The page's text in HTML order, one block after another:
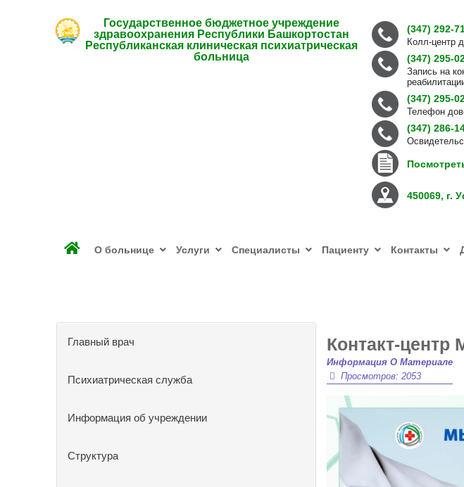
Государственное бюджетное учреждение
здравоохранения Республики Башкортостан
Республиканская клиническая психиатрическая
больница
(347) 292-
Колл-центр
(347) 295-
Запись на
(347) 295-
Телефон
(347) 286-
450069, г.
О больнице Услуги Специалисты Пациенту Контакты
Главный врач
Психиатрическая служба
Информация об учреждении
Структура
Контакт-
Информация О Материале
Просмотров: 2053